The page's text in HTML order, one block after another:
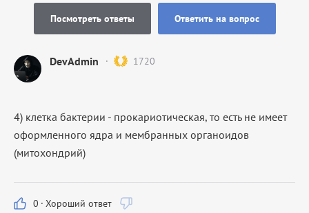
Посмотреть ответы Ответить на вопрос
DevAdmin 1720
4) клетка бактерии - прокариотическая, то есть не имеет
оформленного ядра и мембранных органоидов
(митохондрий)
0 · Хороший ответ